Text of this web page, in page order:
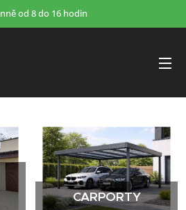
od 8 do 16 hodin
CARPORTY